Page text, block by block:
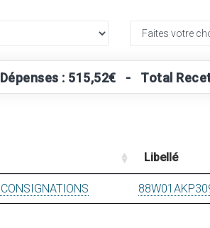
: 515,52€ - Total
Libellé